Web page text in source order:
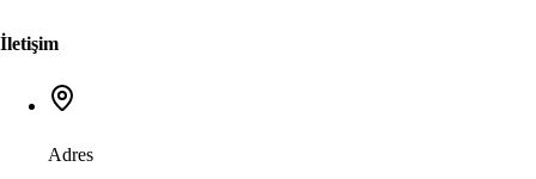
İletişim
Adres